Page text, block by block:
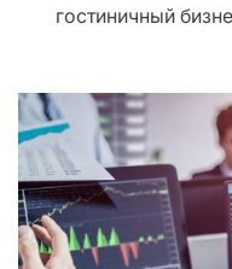
гостиничный